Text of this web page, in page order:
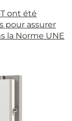
ont été
pour assurer
la Norme UNE